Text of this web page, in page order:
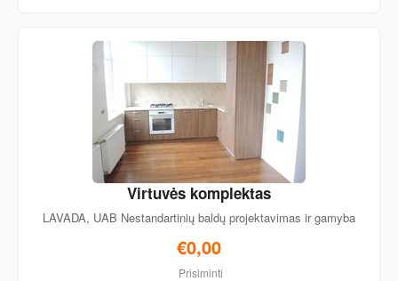
Virtuvės komplektas
LAVADA, UAB Nestandartinių baldų projektavimas ir gamyba
€0,00
Prisiminti